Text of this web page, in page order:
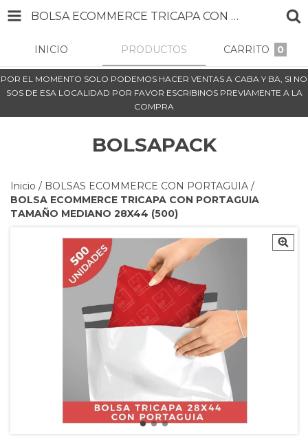
BOLSA ECOMMERCE TRICAPA CON PORTAGUIA TAMAÑO MEDIANO 28X44 (500)
INICIO PRODUCTOS CARRITO 0
POR EL MOMENTO SOLO PODEMOS HACER VENTAS A CABA Y BA, SI NO
SOS DE ESA LOCALIDAD POR FAVOR ESCRIBINOS PREVIAMENTE A LA
COMPRA
BOLSAPACK
Inicio / BOLSAS ECOMMERCE CON PORTAGUIA /
BOLSA ECOMMERCE TRICAPA CON PORTAGUIA
TAMAÑO MEDIANO 28X44 (500)